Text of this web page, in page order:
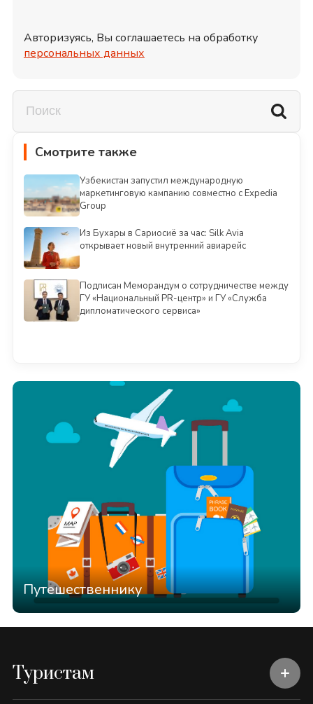
Авторизуясь, Вы соглашаетесь на обработку
персональных данных
Смотрите также
Узбекистан запустил международную
маркетинговую кампанию совместно с Expedia
Group
Из Бухары в Сариосиё за час: Silk Avia
открывает новый внутренний авиарейс
Подписан Меморандум о сотрудничестве между
ГУ «Национальный PR-центр» и ГУ «Служба
дипломатического сервиса»
Путешественнику
Туристам